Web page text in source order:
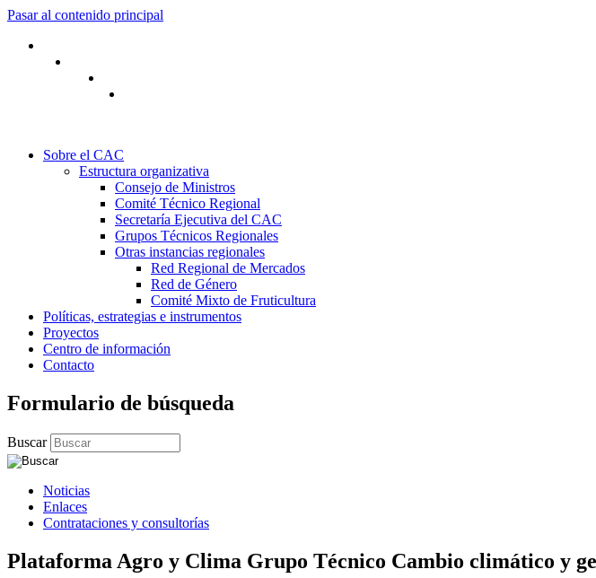
Pasar al contenido principal
Sobre el CAC
Estructura organizativa
Consejo de Ministros
Comité Técnico Regional
Secretaría Ejecutiva del CAC
Grupos Técnicos Regionales
Otras instancias regionales
Red Regional de Mercados
Red de Género
Comité Mixto de Fruticultura
Políticas, estrategias e instrumentos
Proyectos
Centro de información
Contacto
Formulario de búsqueda
Buscar
Noticias
Enlaces
Contrataciones y consultorías
Plataforma Agro y Clima Grupo Técnico Cambio climático y